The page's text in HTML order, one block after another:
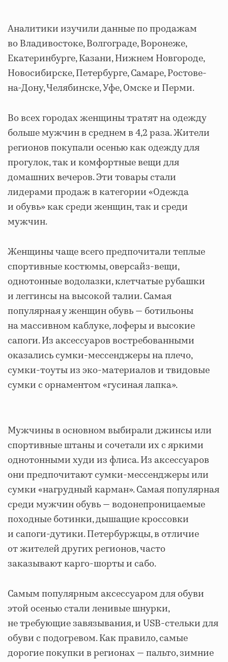
Аналитики изучили данные по продажам
во Владивостоке, Волгограде, Воронеже,
Екатеринбурге, Казани, Нижнем Новгороде,
Новосибирске, Петербурге, Самаре, Ростове-
на-Дону, Челябинске, Уфе, Омске и Перми.
Во всех городах женщины тратят на одежду
больше мужчин в среднем в 4,2 раза. Жители
регионов покупали осенью как одежду для
прогулок, так и комфортные вещи для
домашних вечеров. Эти товары стали
лидерами продаж в категории «Одежда
и обувь» как среди женщин, так и среди
мужчин.
Женщины чаще всего предпочитали теплые
спортивные костюмы, оверсайз-вещи,
однотонные водолазки, клетчатые рубашки
и леггинсы на высокой талии. Самая
популярная у женщин обувь — ботильоны
на массивном каблуке, лоферы и высокие
сапоги. Из аксессуаров востребованными
оказались сумки-мессенджеры на плечо,
сумки-тоуты из эко-материалов и твидовые
сумки с орнаментом «гусиная лапка».
Мужчины в основном выбирали джинсы или
спортивные штаны и сочетали их с яркими
однотонными худи из флиса. Из аксессуаров
они предпочитают сумки-мессенджеры или
сумки «нагрудный карман». Самая популярная
среди мужчин обувь — водонепроницаемые
походные ботинки, дышащие кроссовки
и сапоги-дутики. Петербуржцы, в отличие
от жителей других регионов, часто
заказывают карго-шорты и сабо.
Самым популярным аксессуаром для обуви
этой осенью стали ленивые шнурки,
не требующие завязывания, и USB-стельки для
обуви с подогревом. Как правило, самые
дорогие покупки в регионах — пальто, зимние